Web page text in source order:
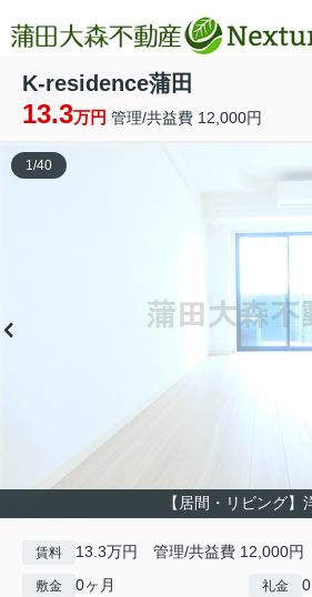
K-residence蒲田
13.3万円 管理/共益費 12,000円
【居間・リビング】
1/40
賃料 13.3万円 管理/共益費 12,000円
敷金 0ヶ月 礼金